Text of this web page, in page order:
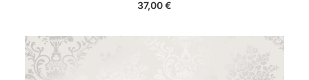
37,00€